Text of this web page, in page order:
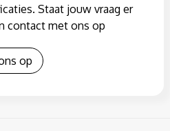
Staat jouw vraag er
contact met ons op
op